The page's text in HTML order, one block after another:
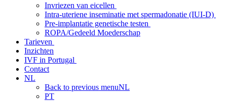
Invriezen van eicellen
Intra-uteriene inseminatie met spermadonatie (IUI-D)
Pre-implantatie genetische testen
ROPA/Gedeeld Moederschap
Tarieven
Inzichten
IVF in Portugal
Contact
NL
Back to previous menuNL
PT